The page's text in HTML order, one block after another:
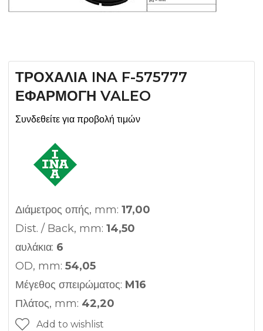
ΤΡΟΧΑΛΙΑ INA F-575777
ΕΦΑΡΜΟΓΗ VALEO
Συνδεθείτε για προβολή τιμών
Διάμετρος οπής, mm: 17,00
Dist. / Back, mm: 14,50
αυλάκια: 6
OD, mm: 54,05
Μέγεθος σπειρώματος: M16
Πλάτος, mm: 42,20
Add to wishlist